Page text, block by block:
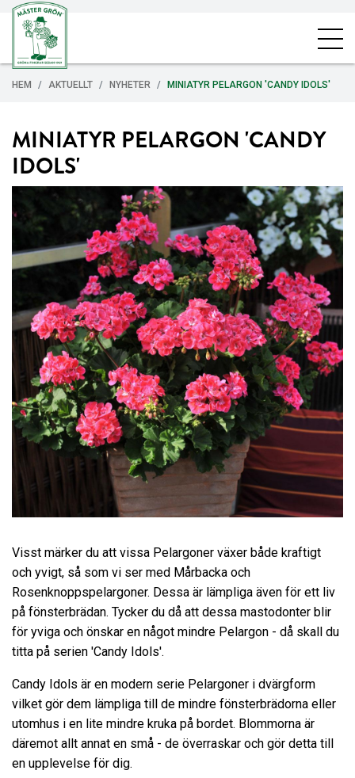
HEM AKTUELLT NYHETER MINIATYR PELARGON 'CANDY IDOLS'
MINIATYR PELARGON 'CANDY
IDOLS'
Visst märker du att vissa Pelargoner växer både kraftigt
och yvigt, så som vi ser med Mårbacka och
Rosenknoppspelargoner. Dessa är lämpliga även för ett liv
på fönsterbrädan. Tycker du då att dessa mastodonter blir
för yviga och önskar en något mindre Pelargon - då skall du
titta på serien 'Candy Idols'.
Candy Idols är en modern serie Pelargoner i dvärgform
vilket gör dem lämpliga till de mindre fönsterbrädorna eller
utomhus i en lite mindre kruka på bordet. Blommorna är
däremot allt annat en små - de överraskar och gör detta till
en upplevelse för dig.